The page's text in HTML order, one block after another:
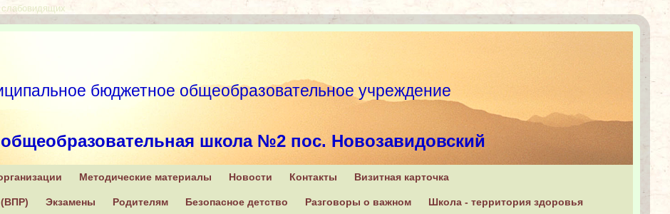
бюджетное общеобразовательное учреждение
школа №2 пос. Новозавидовский
171270, Тверская область, Конаковский район, п. Новозавидовский, ул. Советская, 6
+7 (482 42) 2-16-31
Методические материалы Новости Контакты Визитная карточка
Экзамены Родителям Безопасное детство Разговоры о важном Школа - территория здоровья